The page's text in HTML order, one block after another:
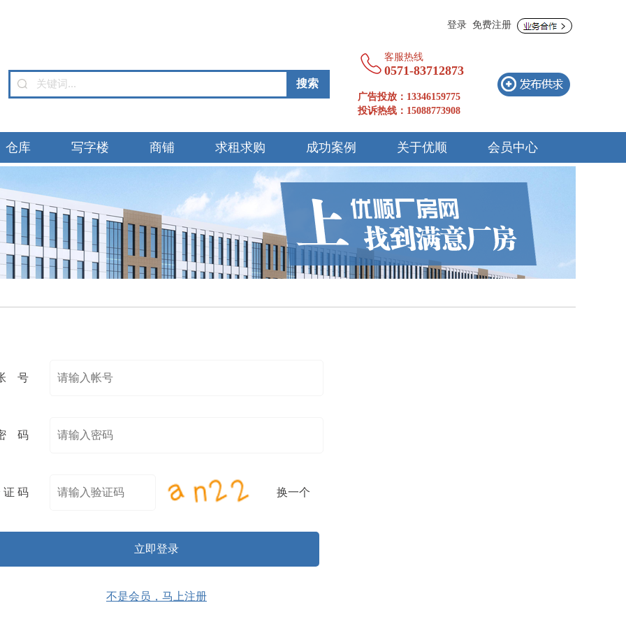
登录 免费注册
客服热线
0571-83712873
广告投放：13346159775
投诉热线：15088773908
仓库 写字楼 商铺 求租求购 成功案例 关于优顺 会员中心
号
码
证 码 换一个
不是会员，马上注册